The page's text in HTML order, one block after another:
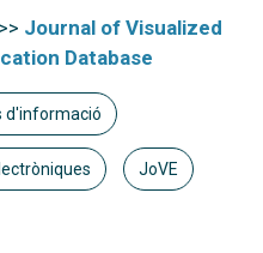
Journal of Visualized
Database
d'informació
JoVE